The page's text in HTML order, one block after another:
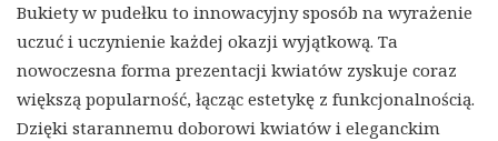
Bukiety w pudełku to innowacyjny sposób na wyrażenie
uczuć i uczynienie każdej okazji wyjątkową. Ta
nowoczesna forma prezentacji kwiatów zyskuje coraz
większą popularność, łącząc estetykę z funkcjonalnością.
Dzięki starannemu doborowi kwiatów i eleganckim